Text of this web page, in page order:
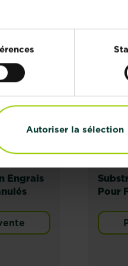
Autoriser la sélection
Engrais
Pour